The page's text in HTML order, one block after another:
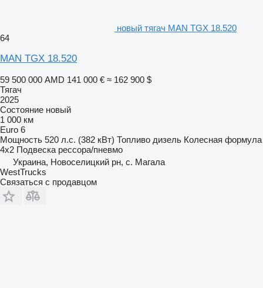
новый тягач MAN TGX 18.520
64
MAN TGX 18.520
59 500 000 AMD 141 000 € ≈ 162 900 $
Тягач
2025
Состояние новый
1 000 км
Euro 6
Мощность 520 л.с. (382 кВт) Топливо дизель Колесная формула
4x2 Подвеска рессора/пневмо
Украина, Новоселицкий рн, с. Магала
WestTrucks
Связаться с продавцом